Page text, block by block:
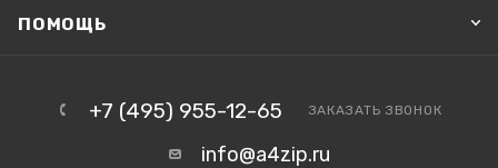
ПОМОЩЬ
+7 (495) 955-12-65 ЗАКАЗАТЬ ЗВОНОК
info@a4zip.ru